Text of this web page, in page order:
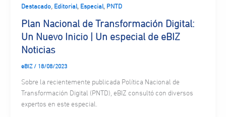
Destacado, Editorial, Especial, PNTD
Plan Nacional de Transformación Digital:
Un Nuevo Inicio | Un especial de eBIZ
Noticias
eBIZ / 18/08/2023
Sobre la recientemente publicada Política Nacional de
Transformación Digital (PNTD), eBIZ consultó con diversos
expertos en este especial.